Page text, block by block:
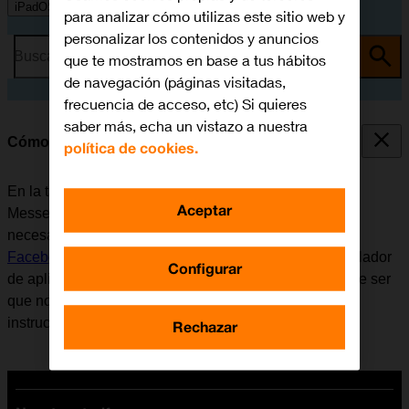
iPadOS 16.3
Busca por problema o tema
Cómo utilizar Facebook Messenger
En la tablet se puede utilizar la aplicación Facebook
Messenger. Antes de utilizar Facebook Messenger, es
necesarioconfigurar la tablet para interneteinstalar
Facebook Messenger
. Tener en cuenta que el desarrollador
de aplicaciones va actualizando la app y por eso puede ser
que no coincida exactamente con el contenido de esta
instrucción.
para analizar cómo utilizas este sitio web y
personalizar los contenidos y anuncios
que te mostramos en base a tus hábitos
de navegación (páginas visitadas,
frecuencia de acceso, etc) Si quieres
saber más, echa un vistazo a nuestra
política de cookies.
Configurar
Rechazar
Aceptar